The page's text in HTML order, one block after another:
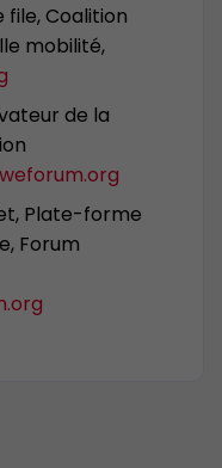
Coalition
mobilité,
de la
Plate-forme
Forum